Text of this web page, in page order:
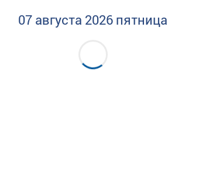
07 августа 2026 пятница